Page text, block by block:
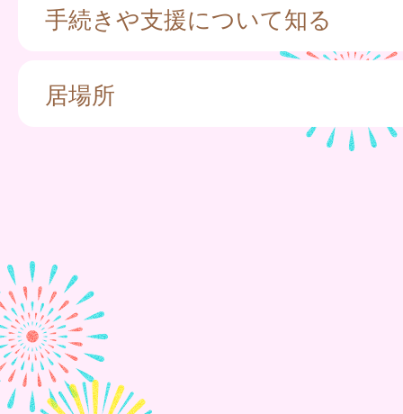
手続きや支援について知る
居場所